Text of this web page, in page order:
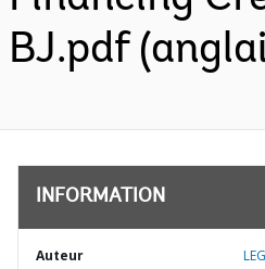
BJ.pdf
INFORMATION
Auteur